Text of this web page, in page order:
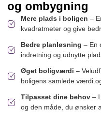
og ombygning
Mere plads i boligen –
kvadratmeter og give
Bedre planløsning – En
indretning og udnytte
Øget boligværdi –
boligens samlede værdi
Tilpasset dine behov–
og den måde, du ønsker